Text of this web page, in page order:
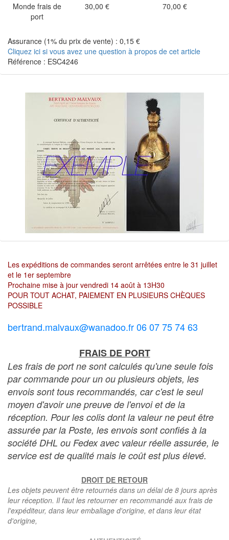
Monde frais de
port
30,00 € 70,00 €
Assurance (1% du prix de vente) : 0,15 €
Cliquez ici si vous avez une question à propos de cet article
Référence : ESC4246
Les expéditions de commandes seront arrêtées entre le 31 juillet
et le 1er septembre
Prochaine mise à jour vendredi 14 août à 13H30
POUR TOUT ACHAT, PAIEMENT EN PLUSIEURS CHÈQUES
POSSIBLE
bertrand.malvaux@wanadoo.fr 06 07 75 74 63
FRAIS DE PORT
Les frais de port ne sont calculés qu'une seule fois
par commande pour un ou plusieurs objets, les
envois sont tous recommandés, car c'est le seul
moyen d'avoir une preuve de l'envoi et de la
réception. Pour les colis dont la valeur ne peut être
assurée par la Poste, les envois sont confiés à la
société DHL ou Fedex avec valeur réelle assurée, le
service est de qualité mais le coût est plus élevé.
DROIT DE RETOUR
Les objets peuvent être retournés dans un délai de 8 jours après
leur réception. Il faut les retourner en recommandé aux frais de
l'expéditeur, dans leur emballage d'origine, et dans leur état
d'origine,